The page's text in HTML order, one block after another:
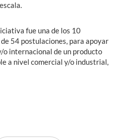
fue una de los 10
54 postulaciones, para apoyar
o internacional de un producto
a nivel comercial y/o industrial,